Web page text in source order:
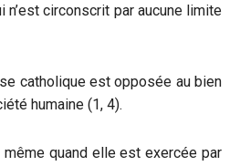
n’est circonscrit par aucune limite
catholique est opposée au bien
humaine (1, 4).
quand elle est exercée par